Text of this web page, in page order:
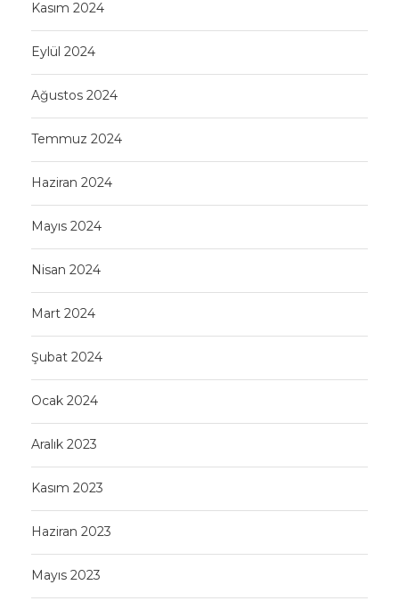
Kasım 2024
Eylül 2024
Ağustos 2024
Temmuz 2024
Haziran 2024
Mayıs 2024
Nisan 2024
Mart 2024
Şubat 2024
Ocak 2024
Aralık 2023
Kasım 2023
Haziran 2023
Mayıs 2023